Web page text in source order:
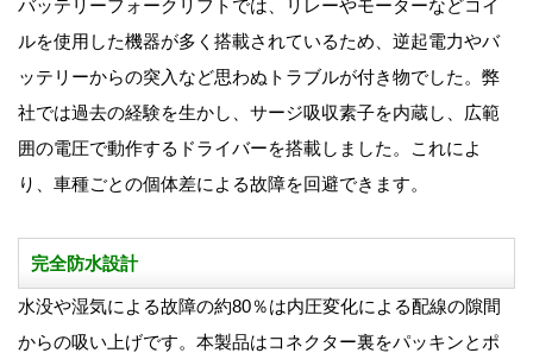
バッテリーフォークリフトでは、リレーやモーターなどコイ
ルを使用した機器が多く搭載されているため、逆起電力やバ
ッテリーからの突入など思わぬトラブルが付き物でした。弊
社では過去の経験を生かし、サージ吸収素子を内蔵し、広範
囲の電圧で動作するドライバーを搭載しました。これによ
り、車種ごとの個体差による故障を回避できます。
完全防水設計
水没や湿気による故障の約80％は内圧変化による配線の隙間
からの吸い上げです。本製品はコネクター裏をパッキンとポ